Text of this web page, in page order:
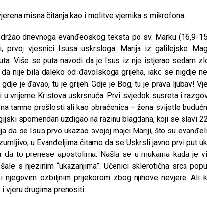
misna čitanja kao i molitve vjernika s mikrofona.
dnevnoga evanđeoskog teksta po sv. Marku (16,9-
prvoj vjesnici Isusa uskrsloga. Marija iz galilejske
Više se puta navodi da je Isus iz nje istjerao sedam
nije bila daleko od đavolskoga grijeha, iako se nigdje
gdje je đavao, tu je grijeh. Gdje je Bog, tu je prava ljubav!
u vrijeme Kristova uskrsnuća. Prvi svjedok susreta i
tamne prošlosti ali kao obraćenica – žena svijetle
spomendan uzdigao na razinu blagdana, koji se slavi
da se Isus prvo ukazao svojoj majci Mariji, što su
u Evanđeljima čitamo da se Uskrsli javno prvi put
da to prenese apostolima. Našla se u mukama kada je
s njezinim “ukazanjima”. Učenici sklerotična srca
njegovim ozbiljnim prijekorom zbog njihove nevjere. Ali
vjeru drugima prenositi.